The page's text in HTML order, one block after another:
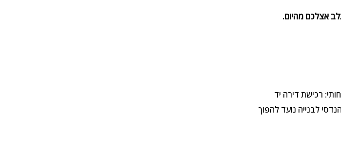
אצלכם מהיום.
רכישת דירה יד
לבנייה נועד להפוך